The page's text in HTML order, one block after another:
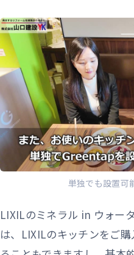
単独でも設置可
LIXILのミネラル in ウォー
は、LIXILのキッチンをご